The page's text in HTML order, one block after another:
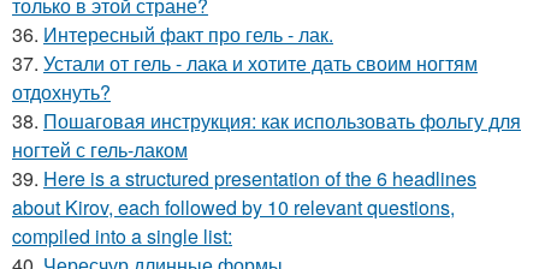
36. Интересный факт про гель - лак.
37. Устали от гель - лака и хотите дать своим ногтям
отдохнуть?
38. Пошаговая инструкция: как использовать фольгу для
ногтей с гель-лаком
39. Here is a structured presentation of the 6 headlines
about Kirov, each followed by 10 relevant questions,
compiled into a single list: